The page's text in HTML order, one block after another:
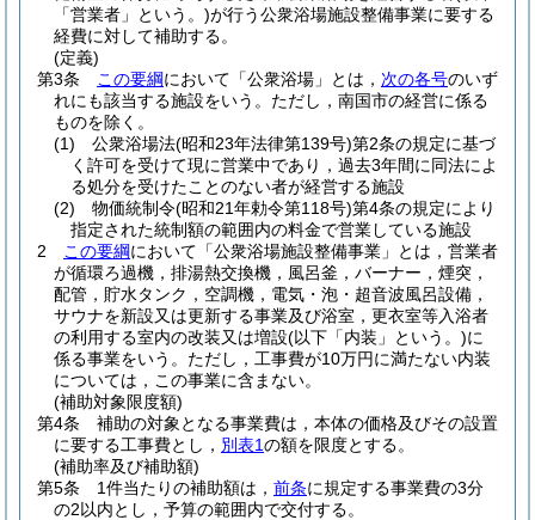
「営業者」という。)が行う公衆浴場施設整備事業に要する
経費に対して補助する。
(定義)
第3条
この要綱において「公衆浴場」とは， 次の各号のいず
れにも該当する施設をいう。 ただし，南国市の経営に係る
ものを除く。
(1)
公衆浴場法(昭和23年法律第139号)第2条の規定に基づ
く許可を受けて現に営業中であり，過去3年間に同法によ
る処分を受けたことのない者が経営する施設
(2)
物価統制令(昭和21年勅令第118号)第4条の規定により
指定された統制額の範囲内の料金で営業している施設
2
この要綱において「公衆浴場施設整備事業」とは，営業者
が循環ろ過機，排湯熱交換機，風呂釜，バーナー，煙突，
配管，貯水タンク，空調機，電気・泡・超音波風呂設備，
サウナを新設又は更新する事業及び浴室，更衣室等入浴者
の利用する室内の改装又は増設(以下「内装」という。)に
係る事業をいう。 ただし，工事費が10万円に満たない内装
については，この事業に含まない。
(補助対象限度額)
第4条
補助の対象となる事業費は，本体の価格及びその設置
に要する工事費とし， 別表1の額を限度とする。
(補助率及び補助額)
第5条
1件当たりの補助額は， 前条に規定する事業費の3分
の2以内とし，予算の範囲内で交付する。